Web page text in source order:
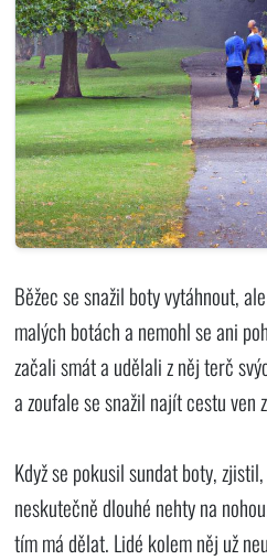
Běžec se snažil boty vytáhnout,
malých botách a nemohl se ani
začali smát a udělali z něj terč
a zoufale se snažil najít cestu ven
Když se pokusil sundat boty,
neskutečně dlouhé nehty na
tím má dělat. Lidé kolem něj už